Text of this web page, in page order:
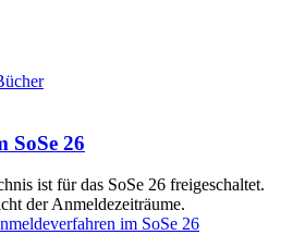
SoSe 26
ist für das SoSe 26 freigeschaltet.
der Anmeldezeiträume.
im SoSe 26